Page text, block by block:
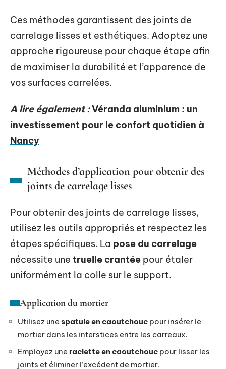
Ces méthodes garantissent des joints de
carrelage lisses et esthétiques. Adoptez une
approche rigoureuse pour chaque étape afin
de maximiser la durabilité et l’apparence de
vos surfaces carrelées.
A lire également :Véranda aluminium : un
investissement pour le confort quotidien à
Nancy
Méthodes d’application pour obtenir des
joints de carrelage lisses
Pour obtenir des joints de carrelage lisses,
utilisez les outils appropriés et respectez les
étapes spécifiques. La pose du carrelage
nécessite une truelle crantée pour étaler
uniformément la colle sur le support.
Application du mortier
Utilisez une spatule en caoutchouc pour insérer le
mortier dans les interstices entre les carreaux.
Employez une raclette en caoutchouc pour lisser les
joints et éliminer l’excédent de mortier.